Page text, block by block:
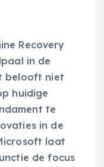
Recovery
in de
belooft niet
huidige
te
in de
laat
de focus